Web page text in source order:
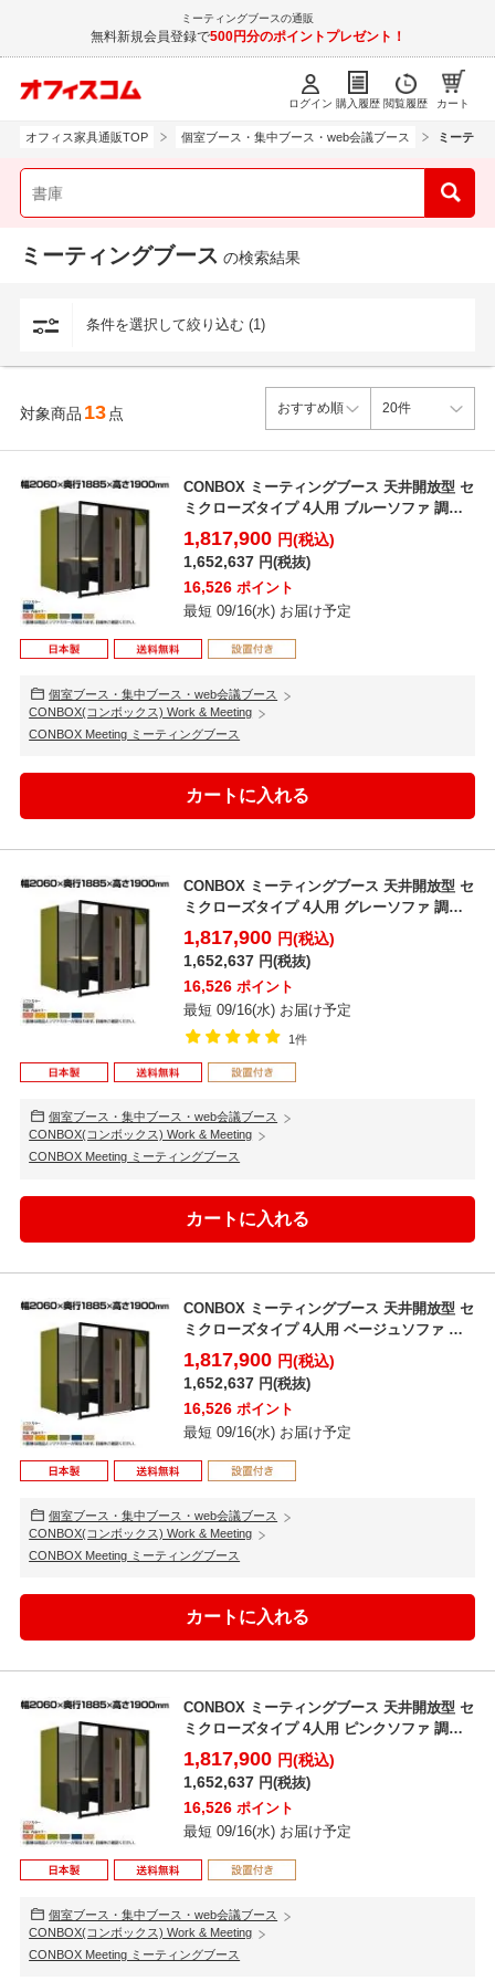
ミーティングブースの通販
無料新規会員登録で500円分のポイントプレゼント！
ログイン 購入履歴 閲覧履歴 カート
オフィス家具通販TOP 個室ブース・集中ブース・web会議ブース ミーティ
ミーティングブース の検索結果
条件を選択して絞り込む (1)
対象商品 13 点
CONBOX ミーティングブース 天井開放型 セ
ミクローズタイプ 4人用 ブルーソファ 調音
材 オー...
1,817,900 円(税込)
1,652,637 円(税抜)
16,526 ポイント
最短 09/16(水) お届け予定
個室ブース・集中ブース・web会議ブース
CONBOX(コンボックス) Work & Meeting
CONBOX Meeting ミーティングブース
CONBOX ミーティングブース 天井開放型 セ
ミクローズタイプ 4人用 グレーソファ 調音
材 オー...
1,817,900 円(税込)
1,652,637 円(税抜)
16,526 ポイント
最短 09/16(水) お届け予定
1件
個室ブース・集中ブース・web会議ブース
CONBOX(コンボックス) Work & Meeting
CONBOX Meeting ミーティングブース
CONBOX ミーティングブース 天井開放型 セ
ミクローズタイプ 4人用 ベージュソファ 調
音材 オ...
1,817,900 円(税込)
1,652,637 円(税抜)
16,526 ポイント
最短 09/16(水) お届け予定
個室ブース・集中ブース・web会議ブース
CONBOX(コンボックス) Work & Meeting
CONBOX Meeting ミーティングブース
CONBOX ミーティングブース 天井開放型 セ
ミクローズタイプ 4人用 ピンクソファ 調音
材 オー...
1,817,900 円(税込)
1,652,637 円(税抜)
16,526 ポイント
最短 09/16(水) お届け予定
個室ブース・集中ブース・web会議ブース
CONBOX(コンボックス) Work & Meeting
CONBOX Meeting ミーティングブース